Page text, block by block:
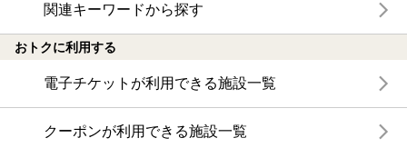
関連キーワードから探す
おトクに利用する
電子チケットが利用できる施設一覧
クーポンが利用できる施設一覧